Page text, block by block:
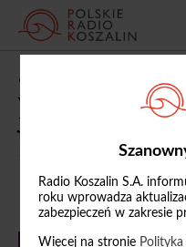
Radio Koszalin S.A.
roku wprowadza
zabezpieczeń w zakresie
Więcej na stronie
45. KFDF „Młodzi i
w mieszkaniu na
Jantarem
Źródło: PAP/